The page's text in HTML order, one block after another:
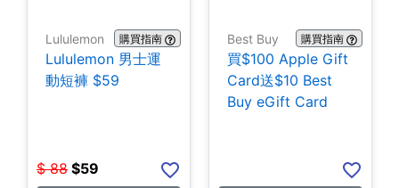
Lululemon 購買指南
Lululemon 男士運
動短褲 $59
$ 88 $59
Best Buy 購買指南
買$100 Apple Gift
Card送$10 Best
Buy eGift Card